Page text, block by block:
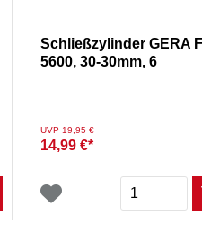
Schließzylinder GERA
5600, 30-30mm, 6
Preis reduziert von
UVP 19,95 €auf
14,99 €*
Menge